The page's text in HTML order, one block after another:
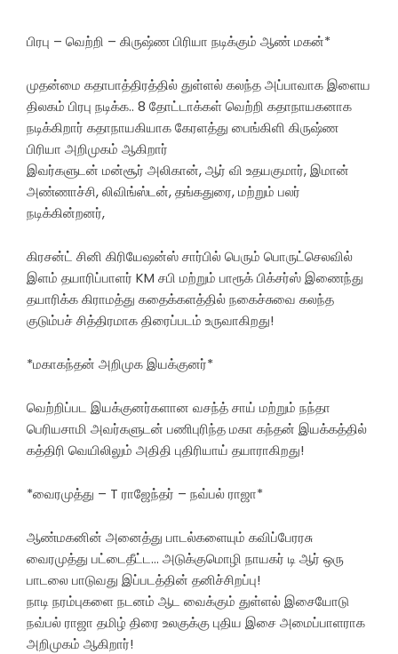
பிரபு – வெற்றி – கிருஷ்ண பிரியா நடிக்கும் ஆண் மகன்*
முதன்மை கதாபாத்திரத்தில் துள்ளல் கலந்த அப்பாவாக இளைய
திலகம் பிரபு நடிக்க.. 8 தோட்டாக்கள் வெற்றி கதாநாயகனாக
நடிக்கிறார் கதாநாயகியாக கேரளத்து பைங்கிளி கிருஷ்ண
பிரியா அறிமுகம் ஆகிறார்
இவர்களுடன் மன்சூர் அலிகான், ஆர் வி உதயகுமார், இமான்
அண்ணாச்சி, லிவிங்ஸ்டன், தங்கதுரை, மற்றும் பலர்
நடிக்கின்றனர்,
கிரசன்ட் சினி கிரியேஷன்ஸ் சார்பில் பெரும் பொருட்செலவில்
இளம் தயாரிப்பாளர் KM சபி மற்றும் பாரூக் பிக்சர்ஸ் இணைந்து
தயாரிக்க கிராமத்து கதைக்களத்தில் நகைச்சுவை கலந்த
குடும்பச் சித்திரமாக திரைப்படம் உருவாகிறது!
*மகாகந்தன் அறிமுக இயக்குனர்*
வெற்றிப்பட இயக்குனர்களான வசந்த் சாய் மற்றும் நந்தா
பெரியசாமி அவர்களுடன் பணிபுரிந்த மகா கந்தன் இயக்கத்தில்
கத்திரி வெயிலிலும் அதிதி புதிரியாய் தயாராகிறது!
*வைரமுத்து – T ராஜேந்தர் – நவ்பல் ராஜா*
ஆண்மகனின் அனைத்து பாடல்களையும் கவிப்பேரரசு
வைரமுத்து பட்டைதீட்ட… அடுக்குமொழி நாயகர் டி ஆர் ஒரு
பாடலை பாடுவது இப்படத்தின் தனிச்சிறப்பு!
நாடி நரம்புகளை நடனம் ஆட வைக்கும் துள்ளல் இசையோடு
நவ்பல் ராஜா தமிழ் திரை உலகுக்கு புதிய இசை அமைப்பாளராக
அறிமுகம் ஆகிறார்!